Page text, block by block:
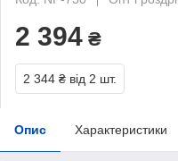
2 394 ₴
2 344 ₴ від 2 шт.
Опис Характеристики